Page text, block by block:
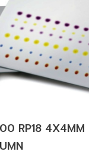
RP18 4X4MM